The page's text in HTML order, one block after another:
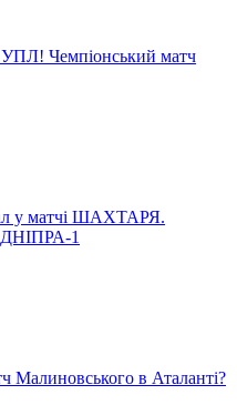
УПЛ! Чемпіонський матч
у матчі ШАХТАРЯ.
1
Малиновського в Аталанті?